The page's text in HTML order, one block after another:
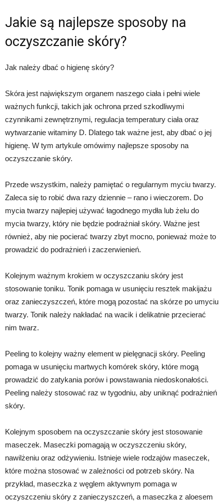
Jakie są najlepsze sposoby na
oczyszczanie skóry?
Jak należy dbać o higienę skóry?
Skóra jest największym organem naszego ciała i pełni wiele
ważnych funkcji, takich jak ochrona przed szkodliwymi
czynnikami zewnętrznymi, regulacja temperatury ciała oraz
wytwarzanie witaminy D. Dlatego tak ważne jest, aby dbać o jej
higienę. W tym artykule omówimy najlepsze sposoby na
oczyszczanie skóry.
Przede wszystkim, należy pamiętać o regularnym myciu twarzy.
Zaleca się to robić dwa razy dziennie – rano i wieczorem. Do
mycia twarzy najlepiej używać łagodnego mydła lub żelu do
mycia twarzy, który nie będzie podrażniał skóry. Ważne jest
również, aby nie pocierać twarzy zbyt mocno, ponieważ może to
prowadzić do podrażnień i zaczerwienień.
Kolejnym ważnym krokiem w oczyszczaniu skóry jest
stosowanie toniku. Tonik pomaga w usunięciu resztek makijażu
oraz zanieczyszczeń, które mogą pozostać na skórze po umyciu
twarzy. Tonik należy nakładać na wacik i delikatnie przecierać
nim twarz.
Peeling to kolejny ważny element w pielęgnacji skóry. Peeling
pomaga w usunięciu martwych komórek skóry, które mogą
prowadzić do zatykania porów i powstawania niedoskonałości.
Peeling należy stosować raz w tygodniu, aby uniknąć podrażnień
skóry.
Kolejnym sposobem na oczyszczanie skóry jest stosowanie
maseczek. Maseczki pomagają w oczyszczeniu skóry,
nawilżeniu oraz odżywieniu. Istnieje wiele rodzajów maseczek,
które można stosować w zależności od potrzeb skóry. Na
przykład, maseczka z węglem aktywnym pomaga w
oczyszczeniu skóry z zanieczyszczeń, a maseczka z aloesem